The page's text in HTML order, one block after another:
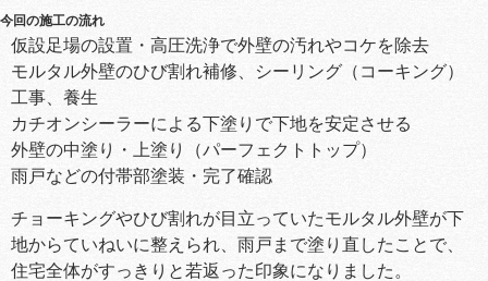
今回の施工の流れ
仮設足場の設置・高圧洗浄で外壁の汚れやコケを除去
モルタル外壁のひび割れ補修、シーリング（コーキング）
工事、養生
カチオンシーラーによる下塗りで下地を安定させる
外壁の中塗り・上塗り（パーフェクトトップ）
雨戸などの付帯部塗装・完了確認
チョーキングやひび割れが目立っていたモルタル外壁が下
地からていねいに整えられ、雨戸まで塗り直したことで、
住宅全体がすっきりと若返った印象になりました。